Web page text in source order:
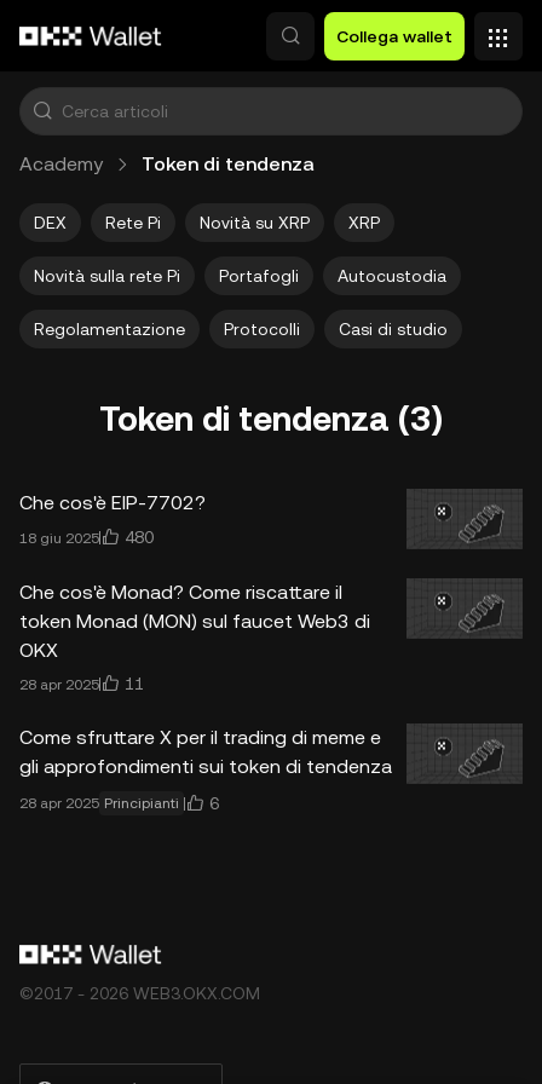
Collega wallet
Academy Token di tendenza
DEX Rete Pi Novità su XRP XRP
Novità sulla rete Pi Portafogli Autocustodia
Regolamentazione Protocolli Casi di studio
Token di tendenza (3)
Che cos'è EIP-7702?
18 giu 2025 480
Che cos'è Monad? Come riscattare il
token Monad (MON) sul faucet Web3 di
OKX
28 apr 2025 11
Come sfruttare X per il trading di meme e
gli approfondimenti sui token di tendenza
28 apr 2025 Principianti 6
©2017 - 2026 WEB3.OKX.COM